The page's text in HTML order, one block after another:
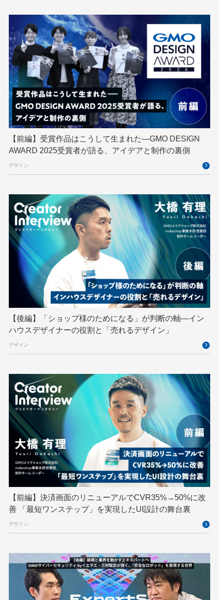
GMOコネクト GMOサイバーセキュリティ byイエラエ
GMOデジキッズ GMOブランドセキュリティ
GMOペイメントゲートウェイ GMOペパボ
GMOメイクショップ GMOメディア GMOロボッツ
GMO大会議 GMO天秤AI Go GPUクラウド
GTB Hack-1グランプリ IETF iOS
Japan Drone
Java JJUG JSAI2026 K8s
Kaigi on Rails
Perl PHP PHPcon PHPerKaigi
Python RFC RPA Ruby
SECCON Selenium Spectrum Tokyo Meetup
splunk SRE Takumi byGMO Terraform
TypeScript UI/UX vibe VLA
VS Code XSS ZTNA
アドベントカレンダー イベントレポート
インターンシップ インハウス お名前.com
クリエイターインタビュー
サイバーセキュリティ サマーインターン スクラム
スパム対策 スペシャリスト セキュリティ
ソフトウェアサプライチェーン チームビルディング
デザイン ネットのセキュリティもGMO
ハーネスエンジニアリング バックエンド
ヒューマノイド ヒューマノイドロボット
フィジカルAI プログラミング教育
ブロックチェーン フロントエンド ペアリング暗号
ゆめみらいワーク
京大ミートアップ 京都大学 人型ロボット
人工知能 人工知能学会 国際ロボット展
国際標準化 多拠点開発 大阪公立大学
【前編】受賞作品はこうして生まれた—GMO DESIGN
AWARD 2025受賞者が語る、アイデアと制作の裏側
デザイン
【後編】「ショップ様のためになる」が判断の軸―イン
ハウスデザイナーの役割と「売れるデザイン」
デザイン
【前編】決済画面のリニューアルでCVR35%→50%に改
善 「最短ワンステップ」を実現したUI設計の舞台裏
デザイン